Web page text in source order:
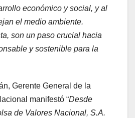
económico y social, y al
el medio ambiente.
son un paso crucial hacia
y sostenible para la
Gerente General de la
manifestó “Desde
de Valores Nacional, S.A.